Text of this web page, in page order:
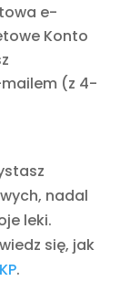
e-
Konto
(z 4-
nadal
leki.
się, jak
.